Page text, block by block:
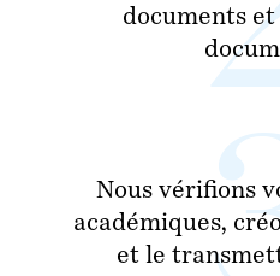
documents
Nous vérifions
académiques,
et le